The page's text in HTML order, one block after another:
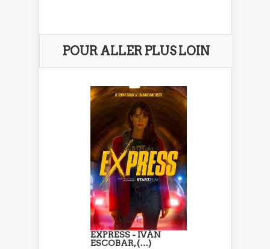
POUR ALLER PLUS LOIN
EXPRESS - IVÁN
ESCOBAR, (…)